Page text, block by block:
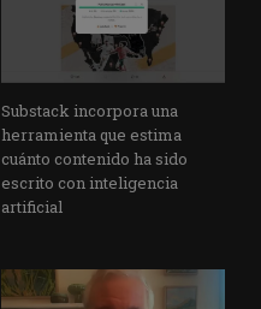
Substack incorpora una
herramienta que estima
cuánto contenido ha sido
escrito con inteligencia
artificial